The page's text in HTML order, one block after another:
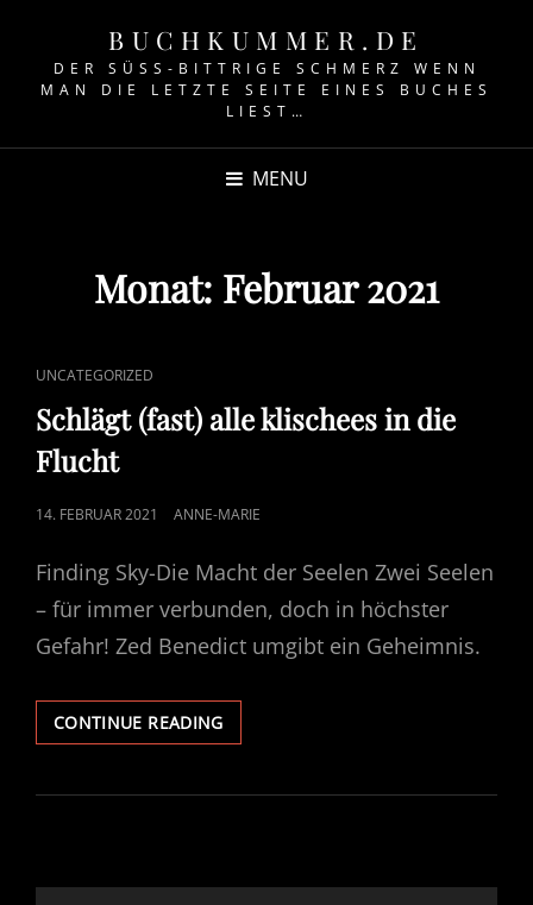
BUCHKUMMER.DE
DER SÜSS-BITTRIGE SCHMERZ WENN M
AN DIE LETZTE SEITE EINES BUCHES L
IEST…
MENU
Monat: Februar 2021
CAT
LINKS
UNCATEGORIZED
Schlägt (fast) alle klischees in die
Flucht
POSTED
14. FEBRUAR 2021 ANNE-MARIE
Finding Sky-Die Macht der Seelen Zwei Seelen
– für immer verbunden, doch in höchster
Gefahr! Zed Benedict umgibt ein Geheimnis.
CONTINUE READINGSCHLÄGT
(FAST)
KLISCHEES